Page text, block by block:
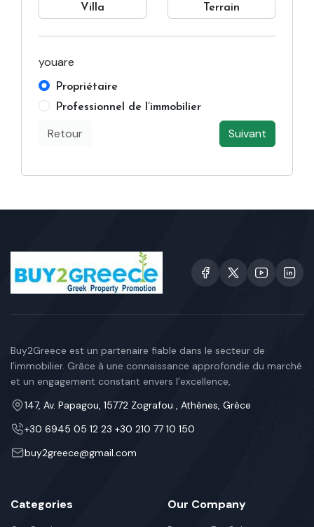
Villa Terrain
youare
Propriétaire
Professionnel de l’immobilier
Retour Suivant
Buy2Greece est un partenaire fiable dans le secteur de
l’immobilier. Grâce à une connaissance approfondie du marché
et un engagement constant envers l’excellence,
147, Av. Papagou, 15772 Zografou , Athènes, Grèce
+30 6945 05 12 23 +30 210 77 10 150
buy2greece@gmail.com
Categories Our Company